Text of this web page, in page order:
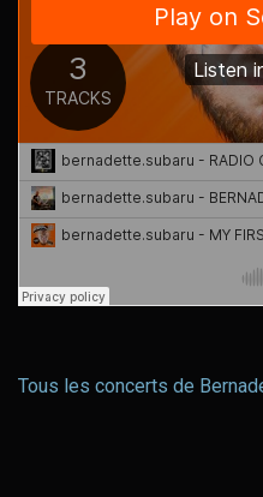
Tous les concerts de